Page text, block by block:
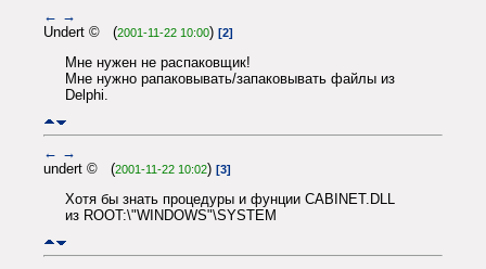
← →
Undert © (2001-11-22 10:00) [2]
Мне нужен не распаковщик!
Мне нужно рапаковывать/запаковывать файлы из
Delphi.
← →
undert © (2001-11-22 10:02) [3]
Хотя бы знать процедуры и фунции CABINET.DLL
из ROOT:\"WINDOWS"\SYSTEM